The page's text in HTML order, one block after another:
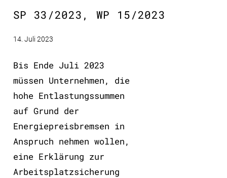
SP 33/2023, WP 15/2023
14. Juli 2023
Bis Ende Juli 2023
müssen Unternehmen, die
hohe Entlastungssummen
auf Grund der
Energiepreisbremsen in
Anspruch nehmen wollen,
eine Erklärung zur
Arbeitsplatzsicherung